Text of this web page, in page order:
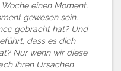
einen Moment,
gewesen sein,
gebracht hat? Und
dass es dich
Nur wenn wir diese
ihren Ursachen